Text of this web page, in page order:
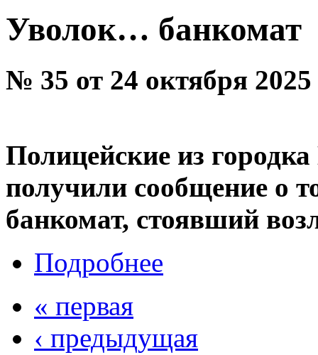
Уволок… банкомат
№ 35 от 24 октября
Полицейские из
получили сообщение о
банкомат, стоявший
Подробнее
« первая
‹ предыдущая